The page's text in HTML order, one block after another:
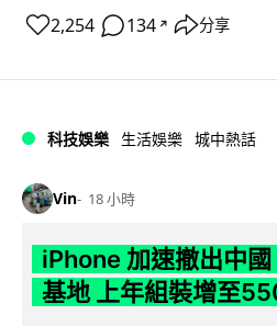
2,254 134 ↗ 分享
科技娛樂 生活娛樂 城中熱話
Vin 18 小時
iPhone 加速撤出中
基地 上年組裝增至